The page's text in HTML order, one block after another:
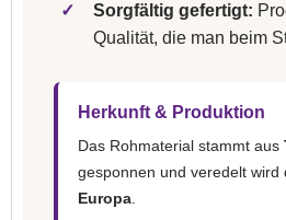
✓ Sorgfältig gefertigt:
Qualität, die man beim
Herkunft & Produktion
Das Rohmaterial stammt aus
gesponnen und veredelt wird
Europa